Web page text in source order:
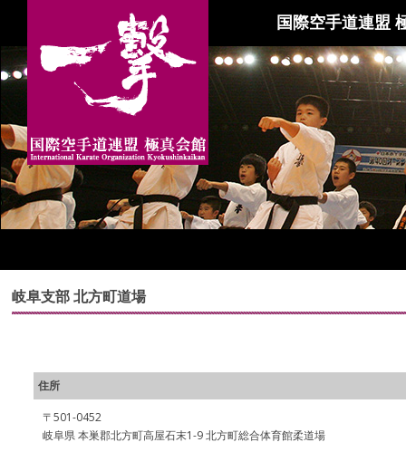
国際空手道連盟
岐阜支部 北方町道場
住所
〒501-0452
岐阜県 本巣郡北方町高屋石末1-9 北方町総合体育館柔道場